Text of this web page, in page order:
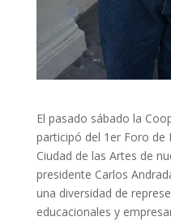
El pasado sábado la
participó del 1er Foro de
Ciudad de las Artes de
presidente Carlos
una diversidad de
educacionales y